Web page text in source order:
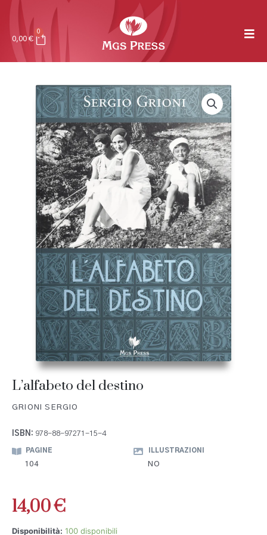
0,00€
0
L’alfabeto del destino
GRIONI SERGIO
ISBN: 978-88-97271-15-4
PAGINE
104
ILLUSTRAZIONI
NO
14,00€
Disponibilità: 100 disponibili